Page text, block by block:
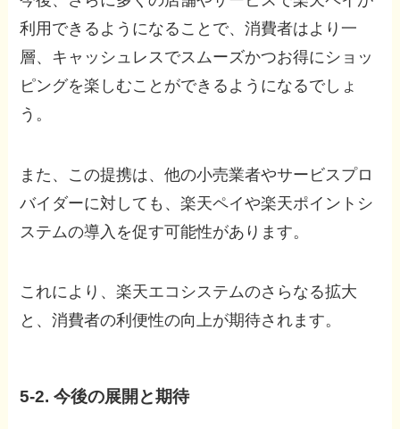
利用できるようになることで、消費者はより一
層、キャッシュレスでスムーズかつお得にショッ
ピングを楽しむことができるようになるでしょ
う。
また、この提携は、他の小売業者やサービスプロ
バイダーに対しても、楽天ペイや楽天ポイントシ
ステムの導入を促す可能性があります。
これにより、楽天エコシステムのさらなる拡大
と、消費者の利便性の向上が期待されます。
5-2. 今後の展開と期待